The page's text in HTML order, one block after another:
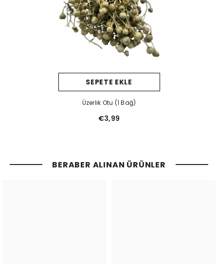
SEPETE EKLE
Üzerlik Otu (1 Bağ)
€3,99
BERABER ALINAN ÜRÜNLER